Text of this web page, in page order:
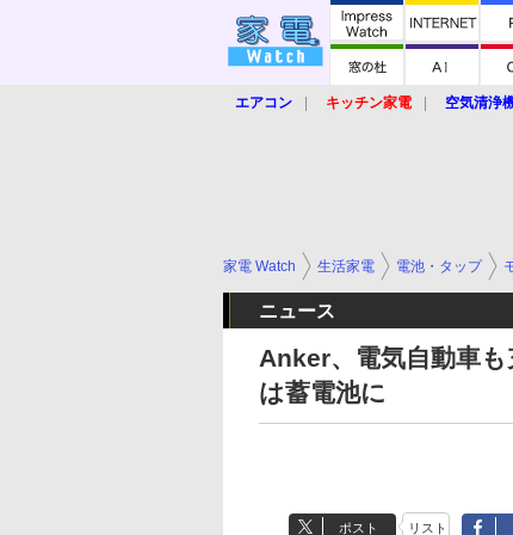
エアコン キッチン家電 空気清浄
家電 Watch 生活家電 電池・タップ
ニュース
Anker、電気自動車
は蓄電池に
ポスト リスト